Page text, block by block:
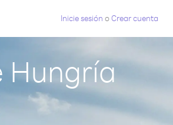
Inicie sesión oCrear cuenta
Hungría